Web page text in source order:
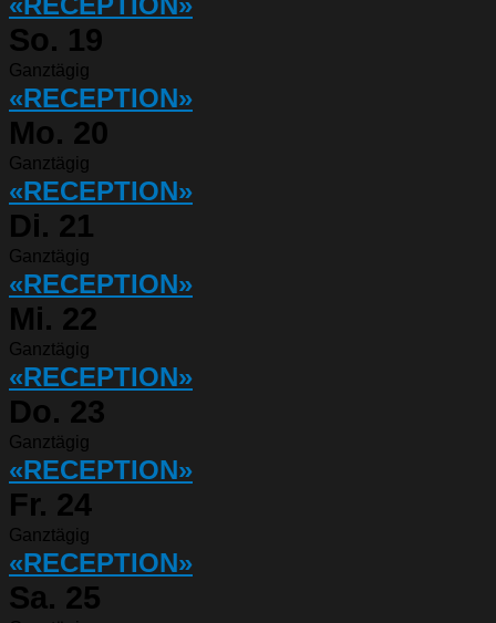
So. 19
Ganztägig
«RECEPTION»
Mo. 20
Ganztägig
«RECEPTION»
Di. 21
Ganztägig
«RECEPTION»
Mi. 22
Ganztägig
«RECEPTION»
Do. 23
Ganztägig
«RECEPTION»
Fr. 24
Ganztägig
«RECEPTION»
Sa. 25